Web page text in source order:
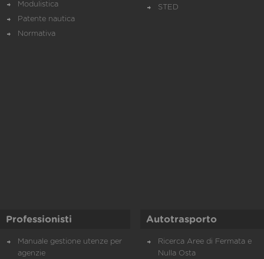
Modulistica
Patente nautica
Normativa
STED
Professionisti
Manuale gestione utenze per
agenzie
Autotrasporto
Ricerca Aree di Fermata e
Nulla Osta